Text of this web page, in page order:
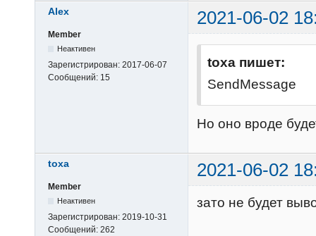
Alex 2021-06-02
Member
Неактивен
Зарегистрирован: 2017-06-07
Сообщений: 15
toxa пишет:
SendMessage
Но оно вроде
toxa 2021-06-02
Member
Неактивен
Зарегистрирован: 2019-10-31
Сообщений: 262
зато не будет